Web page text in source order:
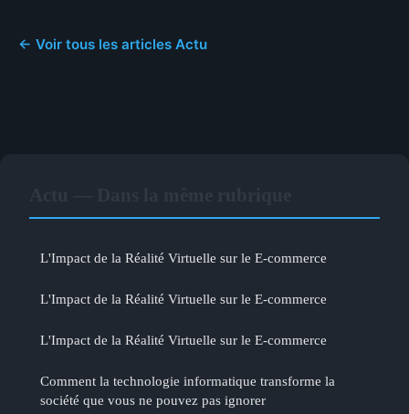
← Voir tous les articles Actu
L'Impact de la Réalité Virtuelle sur le E-commerce
L'Impact de la Réalité Virtuelle sur le E-commerce
L'Impact de la Réalité Virtuelle sur le E-commerce
Comment la technologie informatique transforme la
société que vous ne pouvez pas ignorer